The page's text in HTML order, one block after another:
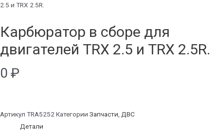
2.5 и TRX 2.5R.
Карбюратор в сборе для
двигателей TRX 2.5 и TRX 2.5R.
0 ₽
Артикул TRA5252Категории Запчасти, ДВС
Детали